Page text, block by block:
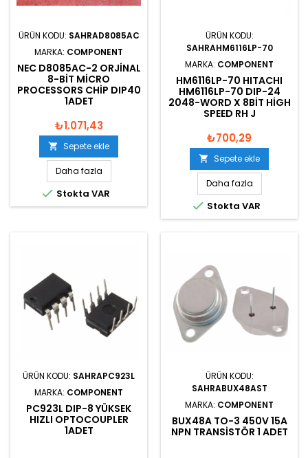
ÜRÜN KODU: SAHRAD8085AC
MARKA: COMPONENT
NEC D8085AC-2 ORJINAL
8-BIT MICRO
PROCESSORS CHIP DIP40
1ADET
₺1.071,43
 Sepete ekle
Daha fazla
 Stokta VAR
ÜRÜN KODU:
SAHRAHM6116LP-70
MARKA: COMPONENT
HM6116LP-70 HITACHI
HM6116LP-70 DIP-24
2048-WORD X 8BIT HIGH
SPEED RH J
₺700,29
 Sepete ekle
Daha fazla
 Stokta VAR
ÜRÜN KODU: SAHRAPC923L
MARKA: COMPONENT
PC923L DIP-8 YÜKSEK
HIZLI OPTOCOUPLER
1ADET
ÜRÜN KODU:
SAHRABUX48AST
MARKA: COMPONENT
BUX48A TO-3 450V 15A
NPN TRANSISTÖR 1 ADET